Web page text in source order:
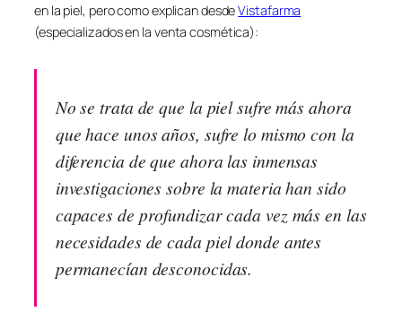
en la piel, pero como explican desdeVistafarma
(especializados en la venta cosmética):
No se trata de que la piel sufre más ahora
que hace unos años, sufre lo mismo con la
diferencia de que ahora las inmensas
investigaciones sobre la materia han sido
capaces de profundizar cada vez más en las
necesidades de cada piel donde antes
permanecían desconocidas.